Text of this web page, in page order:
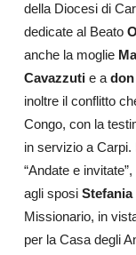
della Diocesi di
dedicate al Beato
anche la moglie
Cavazzutie a
inoltre il conflitto
Congo, con la
in servizio a
“Andate e
agli sposi Stefania
Missionario, in
per la Casa degli